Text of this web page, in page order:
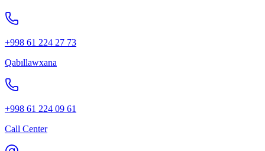
+998 61 224 27 73
Qabıllawxana
+998 61 224 09 61
Call Center